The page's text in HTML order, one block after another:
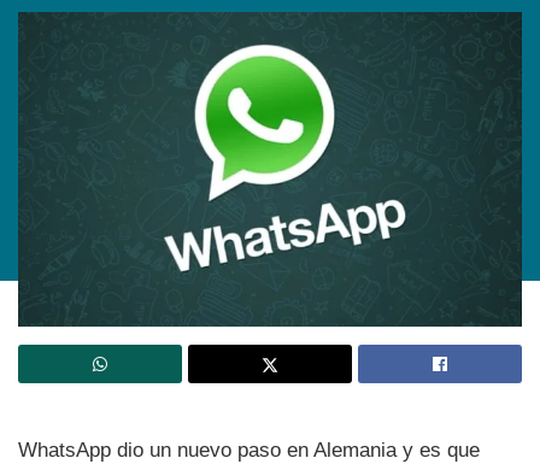
WhatsApp dio un nuevo paso en Alemania y es que